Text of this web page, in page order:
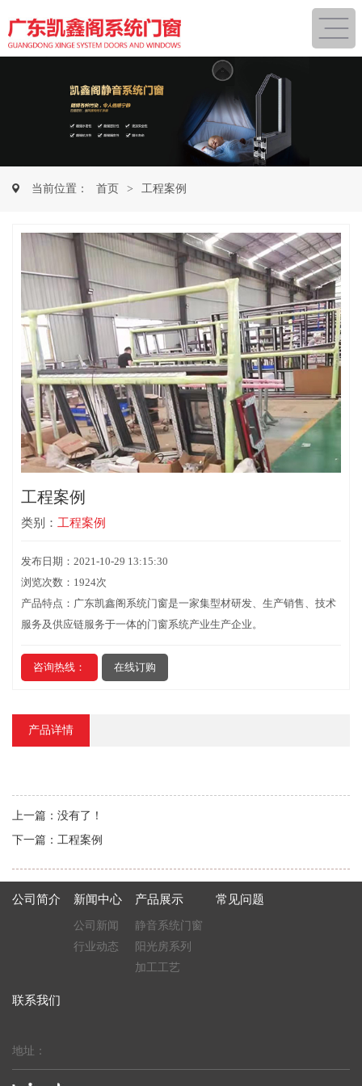
当前位置： 首页 > 工程案例
工程案例
类别： 工程案例
发布日期：2021-10-29 13:15:30
浏览次数：1924次
产品特点：广东凯鑫阁系统门窗是一家集型材研发、生产销售、技术
服务及供应链服务于一体的门窗系统产业生产企业。
咨询热线： 在线订购
产品详情
上一篇： 没有了！
下一篇： 工程案例
公司简介 新闻中心
公司新闻
行业动态
产品展示
静音系统门窗
阳光房系列
加工工艺
常见问题
联系我们
地址：